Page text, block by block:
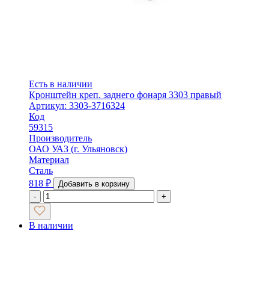
Есть в наличии
Кронштейн креп. заднего фонаря 3303 правый
Артикул: 3303-3716324
Код
59315
Производитель
ОАО УАЗ (г. Ульяновск)
Материал
Сталь
818 ₽
Добавить в корзину
-
+
В наличии